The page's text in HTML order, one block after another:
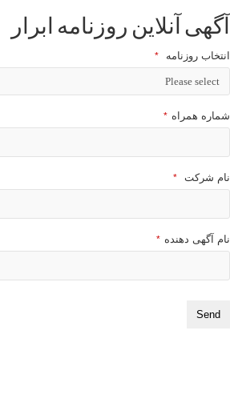
آگهی آنلاین روزنامه ابرار
انتخاب روزنامه *
شماره همراه *
نام شرکت *
نام آگهی دهنده *
Send